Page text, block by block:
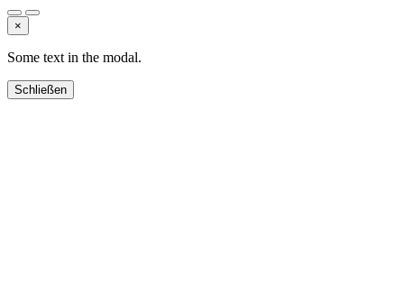
×
Some text in the modal.
Schließen